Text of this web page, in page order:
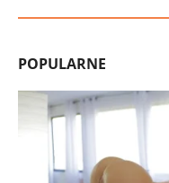
POPULARNE